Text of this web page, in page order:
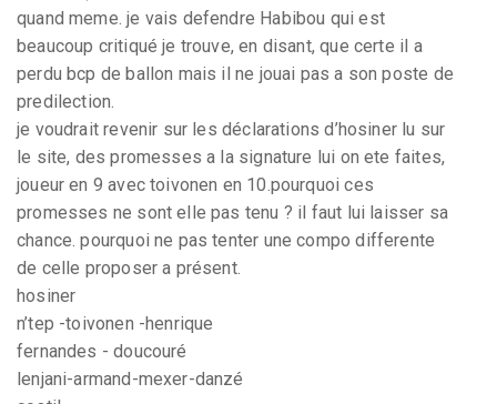
quand meme. je vais defendre Habibou qui est
beaucoup critiqué je trouve, en disant, que certe il a
perdu bcp de ballon mais il ne jouai pas a son poste de
predilection.
je voudrait revenir sur les déclarations d’hosiner lu sur
le site, des promesses a la signature lui on ete faites,
joueur en 9 avec toivonen en 10.pourquoi ces
promesses ne sont elle pas tenu ? il faut lui laisser sa
chance. pourquoi ne pas tenter une compo differente
de celle proposer a présent.
hosiner
n’tep -toivonen -henrique
fernandes - doucouré
lenjani-armand-mexer-danzé